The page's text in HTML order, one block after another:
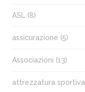
ASL (8)
assicurazione (5)
Associazioni (13)
attrezzatura sportiva